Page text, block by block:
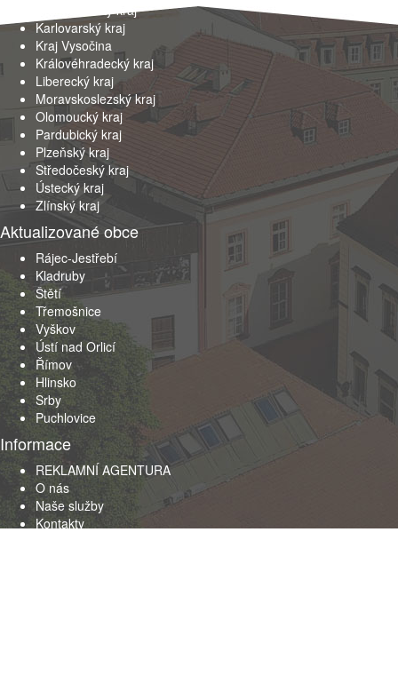
Jihomoravský kraj
Karlovarský kraj
Kraj Vysočina
Královéhradecký kraj
Liberecký kraj
Moravskoslezský kraj
Olomoucký kraj
Pardubický kraj
Plzeňský kraj
Středočeský kraj
Ústecký kraj
Zlínský kraj
Aktualizované obce
Rájec-Jestřebí
Kladruby
Štětí
Třemošnice
Vyškov
Ústí nad Orlicí
Římov
Hlinsko
Srby
Puchlovice
Informace
REKLAMNÍ AGENTURA
O nás
Naše služby
Kontakty